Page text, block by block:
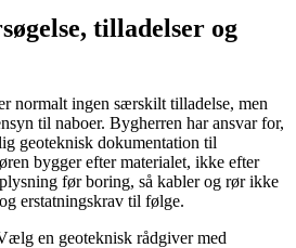
tilladelser og
normalt ingen særskilt tilladelse, men
til naboer. Bygherren har ansvar for,
geoteknisk dokumentation til
bygger efter materialet, ikke efter
før boring, så kabler og rør ikke
erstatningskrav til følge.
en geoteknisk rådgiver med